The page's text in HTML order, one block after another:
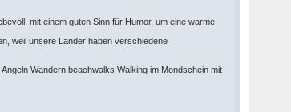
mit einem guten Sinn für Humor, um eine warme
weil unsere Länder haben verschiedene
Wandern beachwalks Walking im Mondschein mit